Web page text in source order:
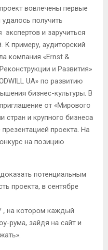
вовлечены первые
получить
и заручиться
примеру, аудиторский
компания «Ernst &
еконструкции и Развития»
UA» по развитию
бизнес-культуры. В
от «Мирового
стран и крупного бизнеса
проекта. На
на позицию
потенциальным
проекта, в сентябре
, на котором каждый
рума, зайдя на сайт и